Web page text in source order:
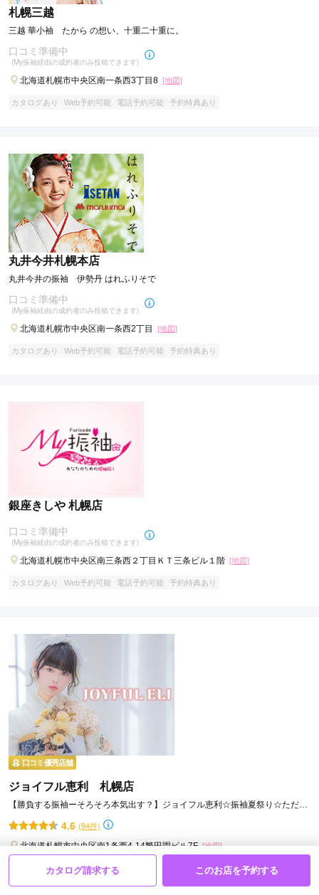
カタログ請求する このお店を予約する
札幌三越
三越 華小袖 たから の想い、十重二十重に。
口コミ準備中
(My振袖経由の成約者のみ投稿できます)
北海道札幌市中央区南一条西3丁目8 [地図]
カタログあり Web予約可能 電話予約可能 予約特典あり
丸井今井札幌本店
丸井今井の振袖 伊勢丹 はれふりそで
口コミ準備中
(My振袖経由の成約者のみ投稿できます)
北海道札幌市中央区南一条西2丁目 [地図]
カタログあり Web予約可能 電話予約可能 予約特典あり
銀座きしや 札幌店
口コミ準備中
(My振袖経由の成約者のみ投稿できます)
北海道札幌市中央区南三条西２丁目ＫＴ三条ビル１階 [地図]
カタログあり Web予約可能 電話予約可能 予約特典あり
口コミ優秀店舗
ジョイフル恵利 札幌店
【勝負する振袖ーそろそろ本気出す？】ジョイフル恵利☆振袖夏祭り☆ただい
4.6 (94件)
北海道札幌市中央区南1条西4-14繁田園ビル7F [地図]
カタログあり Web予約可能 電話予約可能 予約特典あり